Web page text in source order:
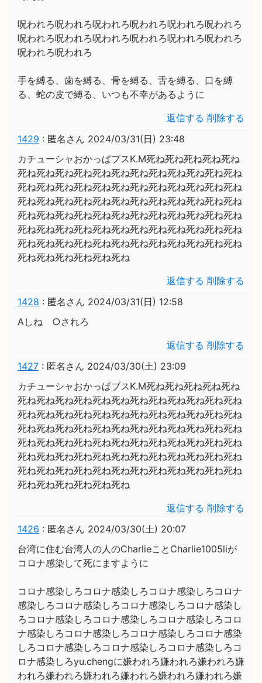
呪われろ呪われろ呪われろ呪われろ呪われろ呪われろ
呪われろ呪われろ呪われろ呪われろ呪われろ呪われろ
呪われろ呪われろ
手を縛る、歯を縛る、骨を縛る、舌を縛る、口を縛
る、蛇の皮で縛る、いつも不幸があるように
返信する 削除する
1429 : 匿名さん 2024/03/31(日) 23:48
カチューシャおかっぱブスK.M死ね死ね死ね死ね死ね
死ね死ね死ね死ね死ね死ね死ね死ね死ね死ね死ね死ね
死ね死ね死ね死ね死ね死ね死ね死ね死ね死ね死ね死ね
死ね死ね死ね死ね死ね死ね死ね死ね死ね死ね死ね死ね
死ね死ね死ね死ね死ね死ね死ね死ね死ね死ね死ね死ね
死ね死ね死ね死ね死ね死ね死ね死ね死ね死ね死ね死ね
死ね死ね死ね死ね死ね死ね死ね死ね死ね死ね死ね死ね
死ね死ね死ね死ね死ね死ね
返信する 削除する
1428 : 匿名さん 2024/03/31(日) 12:58
Aしね ○されろ
返信する 削除する
1427 : 匿名さん 2024/03/30(土) 23:09
カチューシャおかっぱブスK.M死ね死ね死ね死ね死ね
死ね死ね死ね死ね死ね死ね死ね死ね死ね死ね死ね死ね
死ね死ね死ね死ね死ね死ね死ね死ね死ね死ね死ね死ね
死ね死ね死ね死ね死ね死ね死ね死ね死ね死ね死ね死ね
死ね死ね死ね死ね死ね死ね死ね死ね死ね死ね死ね死ね
死ね死ね死ね死ね死ね死ね死ね死ね死ね死ね死ね死ね
死ね死ね死ね死ね死ね死ね死ね死ね死ね死ね死ね死ね
死ね死ね死ね死ね死ね死ね
返信する 削除する
1426 : 匿名さん 2024/03/30(土) 20:07
台湾に住む台湾人の人のCharlieことCharlie1005liが
コロナ感染して死にますように
コロナ感染しろコロナ感染しろコロナ感染しろコロナ
感染しろコロナ感染しろコロナ感染しろコロナ感染し
ろコロナ感染しろコロナ感染しろコロナ感染しろコロ
ナ感染しろコロナ感染しろコロナ感染しろコロナ感染
しろコロナ感染しろコロナ感染しろコロナ感染しろコ
ロナ感染しろyu.chengに嫌われろ嫌われろ嫌われろ嫌
われろ嫌われろ嫌われろ嫌われろ嫌われろ嫌われろ嫌